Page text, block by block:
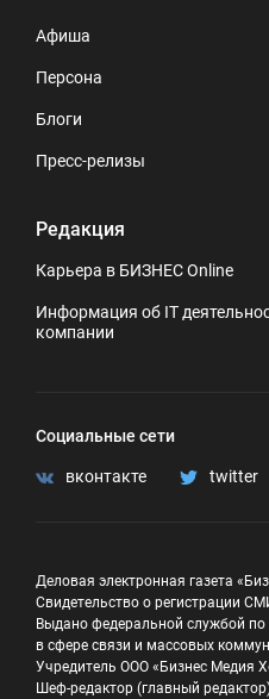
Афиша
Персона
Блоги
Пресс-релизы
Редакция
Карьера в БИЗНЕС Online
Информация об IT
компании
Социальные сети
вконтакте twitter
Деловая электронная газета
Свидетельство о регистрации
Выдано федеральной службой по
в сфере связи и массовых
Учредитель ООО «Бизнес Медия
Шеф-редактор (главный